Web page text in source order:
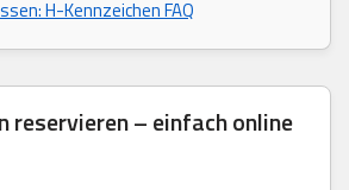
H-Kennzeichen FAQ
reservieren – einfach online